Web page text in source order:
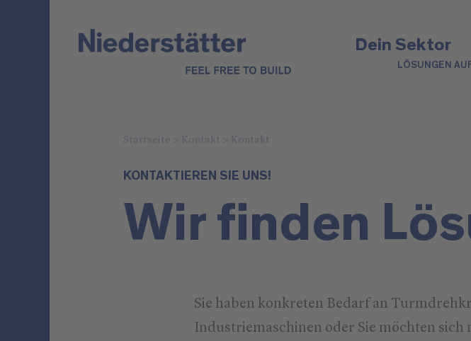
Dein Sektor
LÖSUNGEN AUF
KONTAKTIEREN SIE UNS!
Wir finden
Sie haben konkreten Bedarf an
Industriemaschinen oder Sie möchten sich
Startseite > Kontakt > Kontakt